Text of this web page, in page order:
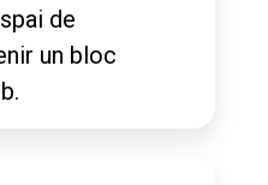
de
un bloc